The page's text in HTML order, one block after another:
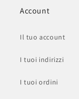
Account
Il tuo account
I tuoi indirizzi
I tuoi ordini